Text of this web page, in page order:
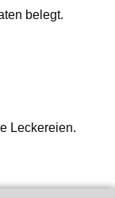
belegt.
Leckereien.